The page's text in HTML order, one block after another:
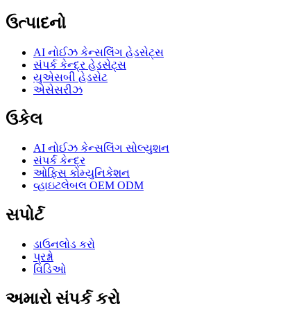
ઉત્પાદનો
AI નોઈઝ કેન્સલિંગ હેડસેટ્સ
સંપર્ક કેન્દ્ર હેડસેટ્સ
યુએસબી હેડસેટ
એસેસરીઝ
ઉકેલ
AI નોઈઝ કેન્સલિંગ સોલ્યુશન
સંપર્ક કેન્દ્ર
ઓફિસ કોમ્યુનિકેશન
વ્હાઇટલેબલ OEM ODM
સપોર્ટ
ડાઉનલોડ કરો
પ્રશ્નો
વિડિઓ
અમારો સંપર્ક કરો